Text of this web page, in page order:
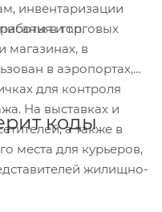
инвентаризации
и т.п.
в торговых
магазинах, в
в аэропортах,
для контроля
На выставках и
а также в
места для курьеров,
жилищно-
коды